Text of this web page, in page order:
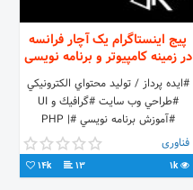
پیج اینستاگرام یک آچار فرانسه
در زمینه کامپیوتر و برنامه نویسی
#ايده پرداز / توليد محتواي الكترونيكي
#طراحي وب سايـت #گرافيك و UI
#آموزش برنامه نويسي #PHP |
#HTML | #CSS | #C++ #پروژه
دانشجويي ارتباط با من 👇🏻
فناوری
1k
13
14k